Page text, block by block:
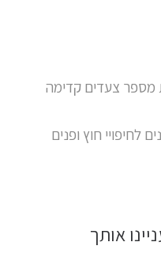
מספר צעדים קדימה
לחיפויי חוץ ופנים
אותך